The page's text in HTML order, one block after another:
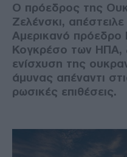
Ο πρόεδρος της
Ζελένσκι,
Αμερικανό πρόεδρο
Κογκρέσο των ΗΠΑ,
ενίσχυση της
άμυνας απέναντι
ρωσικές επιθέσεις.